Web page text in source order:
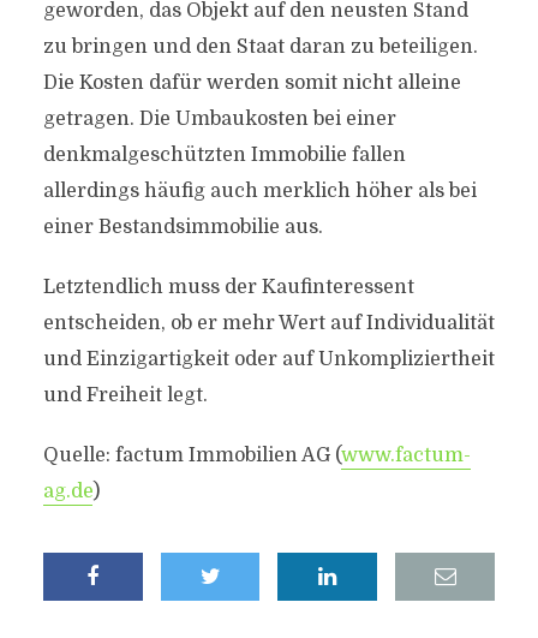
geworden, das Objekt auf den neusten Stand
zu bringen und den Staat daran zu beteiligen.
Die Kosten dafür werden somit nicht alleine
getragen. Die Umbaukosten bei einer
denkmalgeschützten Immobilie fallen
allerdings häufig auch merklich höher als bei
einer Bestandsimmobilie aus.
Letztendlich muss der Kaufinteressent
entscheiden, ob er mehr Wert auf Individualität
und Einzigartigkeit oder auf Unkompliziertheit
und Freiheit legt.
Quelle: factum Immobilien AG (www.factum-
ag.de)